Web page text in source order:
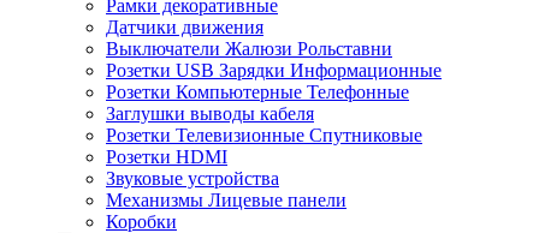
Рамки декоративные
Датчики движения
Выключатели Жалюзи Рольставни
Розетки USB Зарядки Информационные
Розетки Компьютерные Телефонные
Заглушки выводы кабеля
Розетки Телевизионные Спутниковые
Розетки HDMI
Звуковые устройства
Механизмы Лицевые панели
Коробки